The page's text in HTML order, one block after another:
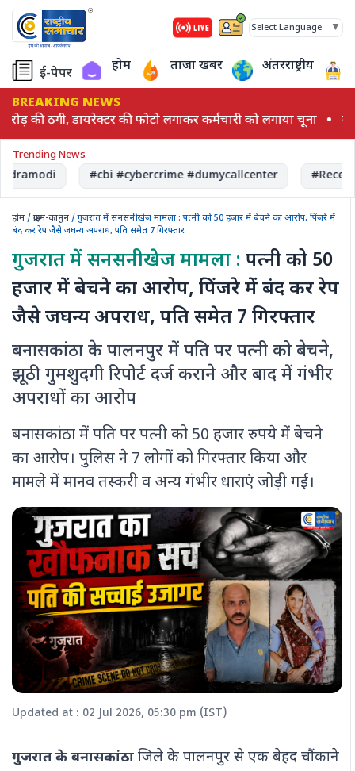
Select Language ▼
ई-पेपर होम ताजा खबर अंतरराष्ट्रीय
BREAKING NEWS
की ठगी, डायरेक्टर की फोटो लगाकर कर्मचारी को लगाया चूना
Trending News
#cbi #cybercrime #dumycallcenter
होम / क्राइम-कानून / गुजरात में सनसनीखेज मामला : पत्नी को 50 हजार में बेचने का आरोप, पिंजरे में
बंद कर रेप जैसे जघन्य अपराध, पति समेत 7 गिरफ्तार
गुजरात में सनसनीखेज मामला : पत्नी को 50
हजार में बेचने का आरोप, पिंजरे में बंद कर रेप
जैसे जघन्य अपराध, पति समेत 7 गिरफ्तार
बनासकांठा के पालनपुर में पति पर पत्नी को बेचने,
झूठी गुमशुदगी रिपोर्ट दर्ज कराने और बाद में गंभीर
अपराधों का आरोप
बनासकांठा में पति पर पत्नी को 50 हजार रुपये में बेचने
का आरोप। पुलिस ने 7 लोगों को गिरफ्तार किया और
मामले में मानव तस्करी व अन्य गंभीर धाराएं जोड़ी गईं।
Updated at : 02 Jul 2026, 05:30 pm (IST)
गुजरात के बनासकांठा जिले के पालनपुर से एक बेहद चौंकाने